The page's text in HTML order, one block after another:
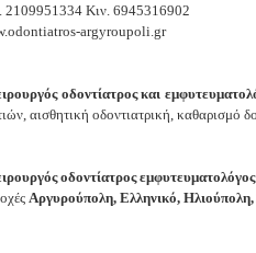
2109951334 Κιν. 6945316902
argyroupoli.gr
οδοντίατρος και
αισθητική οδοντιατρική, καθαρισμό
οδοντίατρος
Αργυρούπολη, Ελληνικό, Ηλιούπολη,